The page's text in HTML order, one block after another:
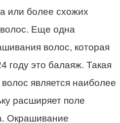
или более схожих
Еще одна
волос, которая
году это балаяж. Такая
является наиболее
расширяет поле
Окрашивание